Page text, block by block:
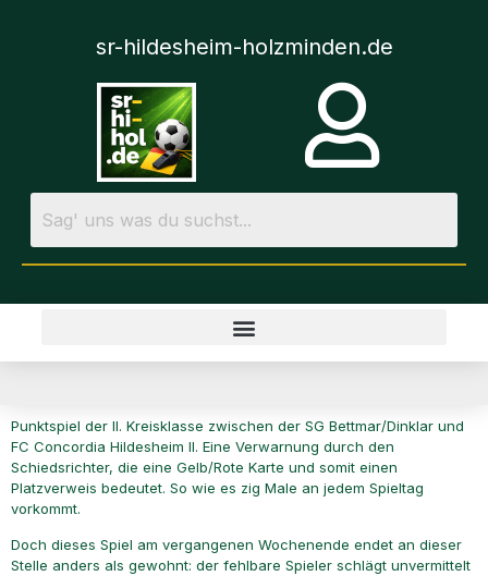
sr-hildesheim-holzminden.de
Punktspiel der II. Kreisklasse zwischen der SG Bettmar/Dinklar und
FC Concordia Hildesheim II. Eine Verwarnung durch den
Schiedsrichter, die eine Gelb/Rote Karte und somit einen
Platzverweis bedeutet. So wie es zig Male an jedem Spieltag
vorkommt.
Doch dieses Spiel am vergangenen Wochenende endet an dieser
Stelle anders als gewohnt: der fehlbare Spieler schlägt unvermittelt